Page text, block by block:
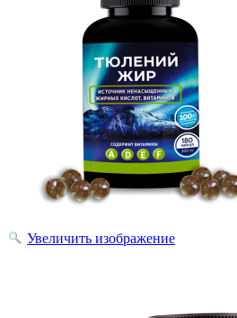
Увеличить изображение